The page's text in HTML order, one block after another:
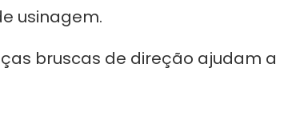
usinagem.
bruscas de direção ajudam a